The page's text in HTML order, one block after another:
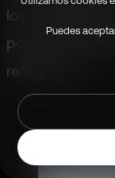
los estándares
referencia.